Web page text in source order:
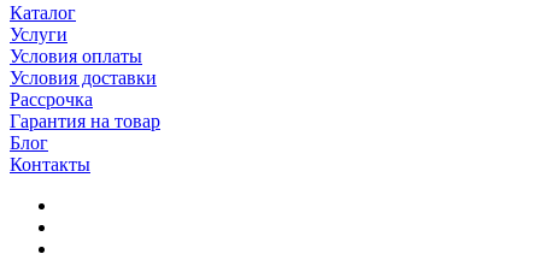
Каталог
Услуги
Условия оплаты
Условия доставки
Рассрочка
Гарантия на товар
Блог
Контакты